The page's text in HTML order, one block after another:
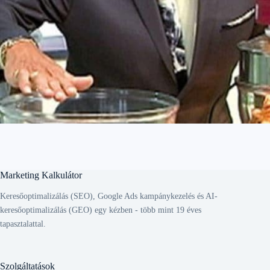
Marketing Kalkulátor
Keresőoptimalizálás (SEO), Google Ads kampánykezelés és AI-
keresőoptimalizálás (GEO) egy kézben - több mint 19 éves
tapasztalattal.
Szolgáltatások